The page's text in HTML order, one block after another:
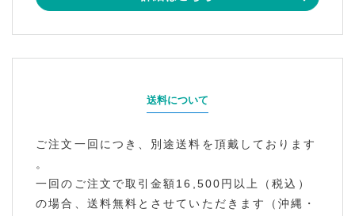
送料について
ご注文一回につき、別途送料を頂戴しております
。
一回のご注文で取引金額16,500円以上（税込）
の場合、送料無料とさせていただきます（沖縄・